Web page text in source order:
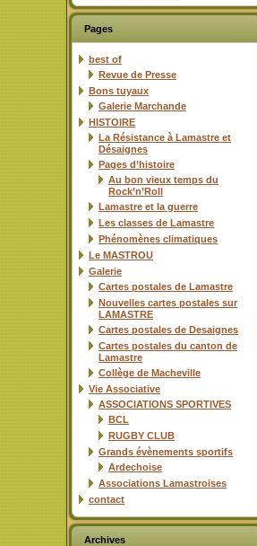
Pages
best of
Revue de Presse
Bons tuyaux
Galerie Marchande
HISTOIRE
La Résistance à Lamastre et
Désaignes
Pages d’histoire
Au bon vieux temps du
Rock’n’Roll
Lamastre et la guerre
Les classes de Lamastre
Phénomènes climatiques
Le MASTROU
Galerie
Cartes postales de Lamastre
Nouvelles cartes postales sur
LAMASTRE
Cartes postales de Desaignes
Cartes postales du canton de
Lamastre
Collège de Macheville
Vie Associative
ASSOCIATIONS SPORTIVES
BCL
RUGBY CLUB
Grands évènements sportifs
Ardechoise
Associations Lamastroises
contact
Archives